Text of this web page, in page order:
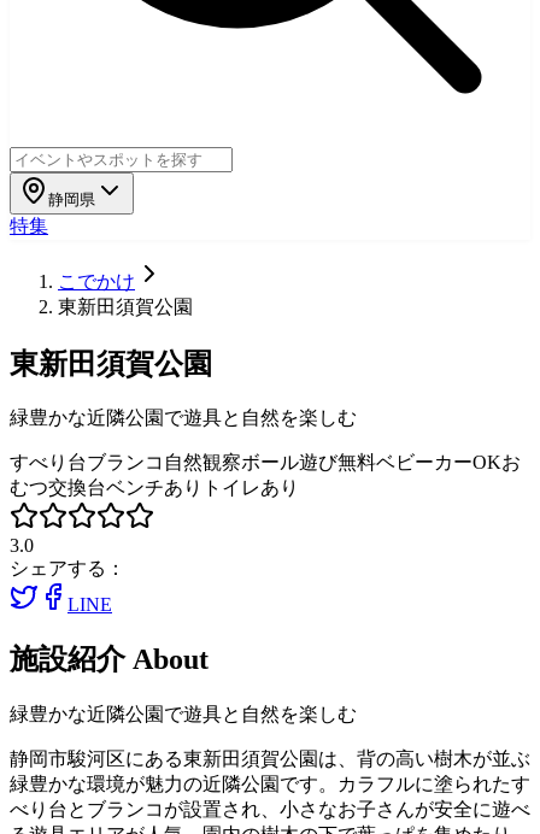
静岡県
特集
こでかけ
東新田須賀公園
東新田須賀公園
緑豊かな近隣公園で遊具と自然を楽しむ
すべり台ブランコ 自然観察ボール遊び無料ベビーカーOKお
むつ交換台ベンチあり トイレあり
3.0
シェアする：
LINE
施設紹介 About
緑豊かな近隣公園で遊具と自然を楽しむ
静岡市駿河区にある東新田須賀公園は、背の高い樹木が並ぶ
緑豊かな環境が魅力の近隣公園です。カラフルに塗られたす
べり台とブランコが設置され、小さなお子さんが安全に遊べ